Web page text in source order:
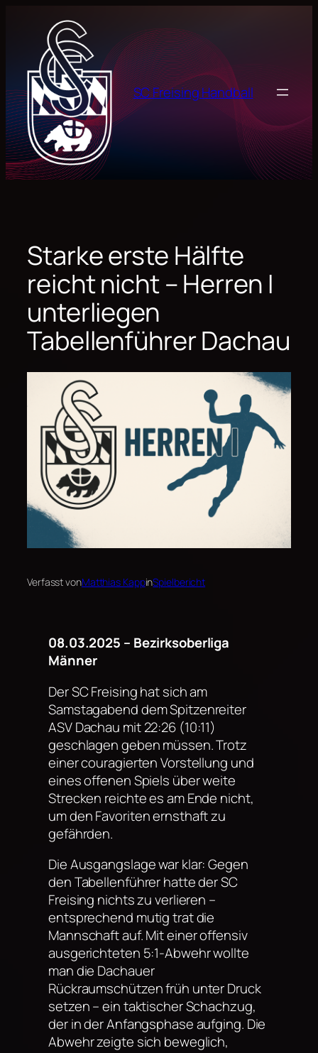
springen
SC Freising Handball
Starke erste Hälfte
reicht nicht – Herren I
unterliegen
Tabellenführer Dachau
Verfasst vonMatthias KappinSpielbericht
08.03.2025 – Bezirksoberliga
Männer
Der SC Freising hat sich am
Samstagabend dem Spitzenreiter
ASV Dachau mit 22:26 (10:11)
geschlagen geben müssen. Trotz
einer couragierten Vorstellung und
eines offenen Spiels über weite
Strecken reichte es am Ende nicht,
um den Favoriten ernsthaft zu
gefährden.
Die Ausgangslage war klar: Gegen
den Tabellenführer hatte der SC
Freising nichts zu verlieren –
entsprechend mutig trat die
Mannschaft auf. Mit einer offensiv
ausgerichteten 5:1-Abwehr wollte
man die Dachauer
Rückraumschützen früh unter Druck
setzen – ein taktischer Schachzug,
der in der Anfangsphase aufging. Die
Abwehr zeigte sich beweglich,